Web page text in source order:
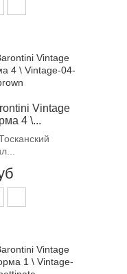
Vintage
4 \...